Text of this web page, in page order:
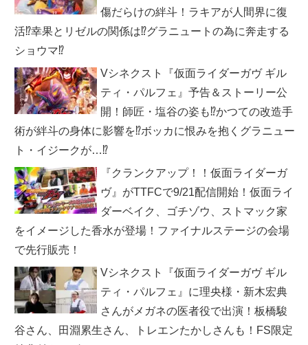
傷だらけの絆斗！ラキアが人間界に復
活⁉幸果とリゼルの関係は⁉グラニュートの為に奔走する
ショウマ⁉
Vシネクスト『仮面ライダーガヴ ギル
ティ・パルフェ』予告＆ストーリー公
開！師匠・塩谷の姿も⁉かつての改造手
術が絆斗の身体に影響を⁉ボッカに恨みを抱くグラニュー
ト・イジークが…⁉
『クランクアップ！！仮面ライダーガ
ヴ』がTTFCで9/21配信開始！仮面ライ
ダーベイク、ゴチゾウ、ストマック家
をイメージした香水が登場！ファイナルステージの会場
で先行販売！
Vシネクスト『仮面ライダーガヴ ギル
ティ・パルフェ』に理央様・新木宏典
さんがメガネの医者役で出演！板橋駿
谷さん、田淵累生さん、トレエンたかしさんも！FS限定